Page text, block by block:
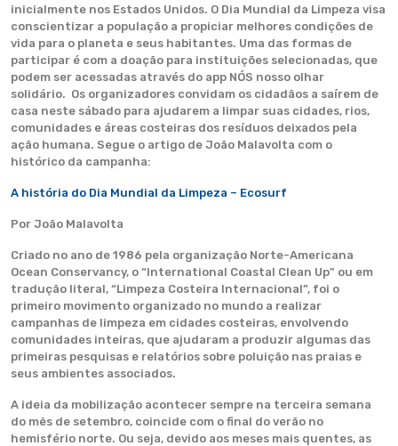
inicialmente nos Estados Unidos. O Dia Mundial da Limpeza visa
conscientizar a população a propiciar melhores condições de
vida para o planeta e seus habitantes. Uma das formas de
participar é com a doação para instituições selecionadas, que
podem ser acessadas através do app NÓS nosso olhar
solidário. Os organizadores convidam os cidadãos a saírem de
casa neste sábado para ajudarem a limpar suas cidades, rios,
comunidades e áreas costeiras dos resíduos deixados pela
ação humana. Segue o artigo de João Malavolta com o
histórico da campanha:
A história do Dia Mundial da Limpeza – Ecosurf
Por João Malavolta
Criado no ano de 1986 pela organização Norte-Americana
Ocean Conservancy, o “International Coastal Clean Up” ou em
tradução literal, “Limpeza Costeira Internacional”, foi o
primeiro movimento organizado no mundo a realizar
campanhas de limpeza em cidades costeiras, envolvendo
comunidades inteiras, que ajudaram a produzir algumas das
primeiras pesquisas e relatórios sobre poluição nas praias e
seus ambientes associados.
A ideia da mobilização acontecer sempre na terceira semana
do mês de setembro, coincide com o final do verão no
hemisfério norte. Ou seja, devido aos meses mais quentes, as